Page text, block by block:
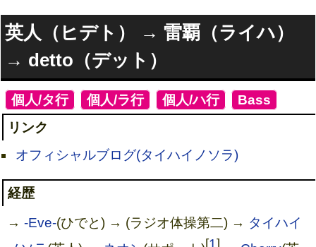
英人（ヒデト） → 雷覇（ライハ）
→ detto（デット）
個人/タ行] 個人/ラ行] 個人/ハ行] Bass
リンク
オフィシャルブログ(タイハイノソラ)
経歴
→-Eve-(ひでと) → (ラジオ体操第二) → タイハイ
[1]